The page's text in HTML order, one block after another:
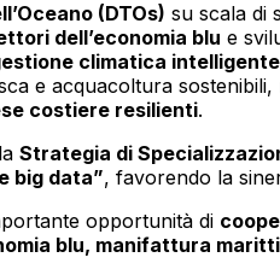
(DTOs) su scala di
dell’economia blu e
climatica intelligente
e acquacoltura
costiere resilienti.
Strategia di
big data”, favorendo la
opportunità di
blu, manifattura